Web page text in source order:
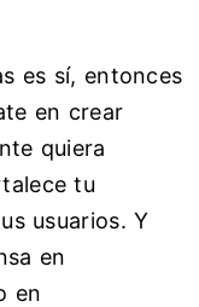
es sí, entonces
en crear
quiera
tu
usuarios. Y
en
en